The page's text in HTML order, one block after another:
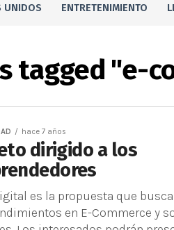
UNIDOS ENTRETENIMIENTO
tagged "e-
hace 7 años
dirigido a los
es la propuesta que
en E-Commerce y